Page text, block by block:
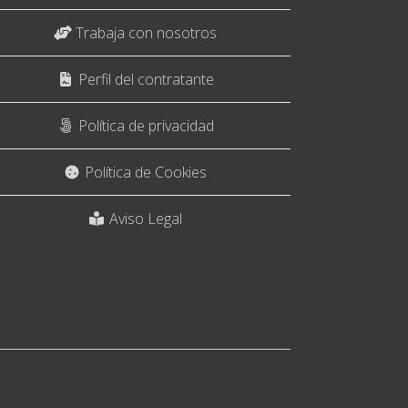
Trabaja con nosotros
Perfil del contratante
Política de privacidad
Política de Cookies
Aviso Legal